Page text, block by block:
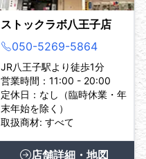
ストックラボ八王子店
050-5269-5864
JR八王子駅より徒歩1分
営業時間：11:00 - 20:00
定休日：なし（臨時休業・年
末年始を除く）
取扱商材: すべて
店舗詳細・地図